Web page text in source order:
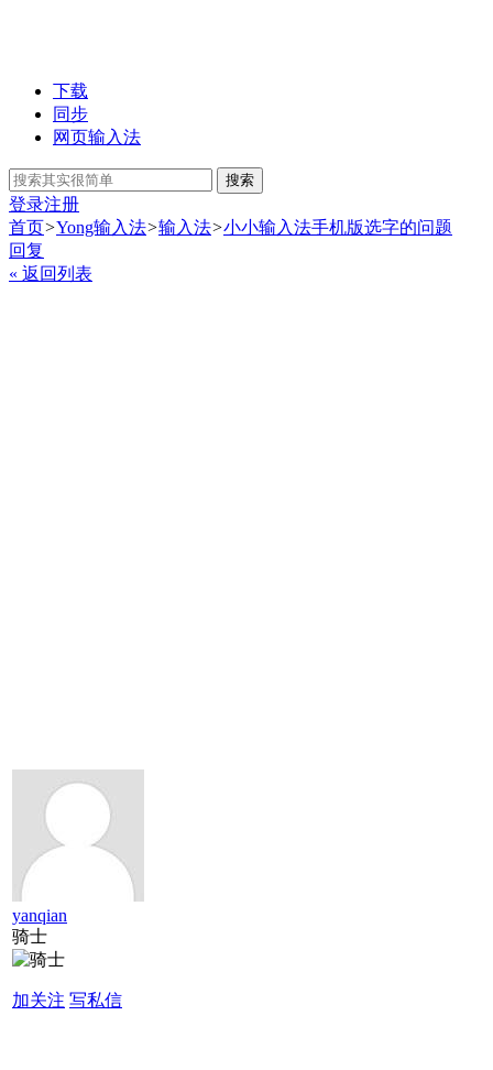
下载
同步
网页输入法
搜索
登录注册
首页>Yong输入法>输入法>小小输入法手机版选字的问题
回复
« 返回列表
yanqian
骑士
加关注 写私信